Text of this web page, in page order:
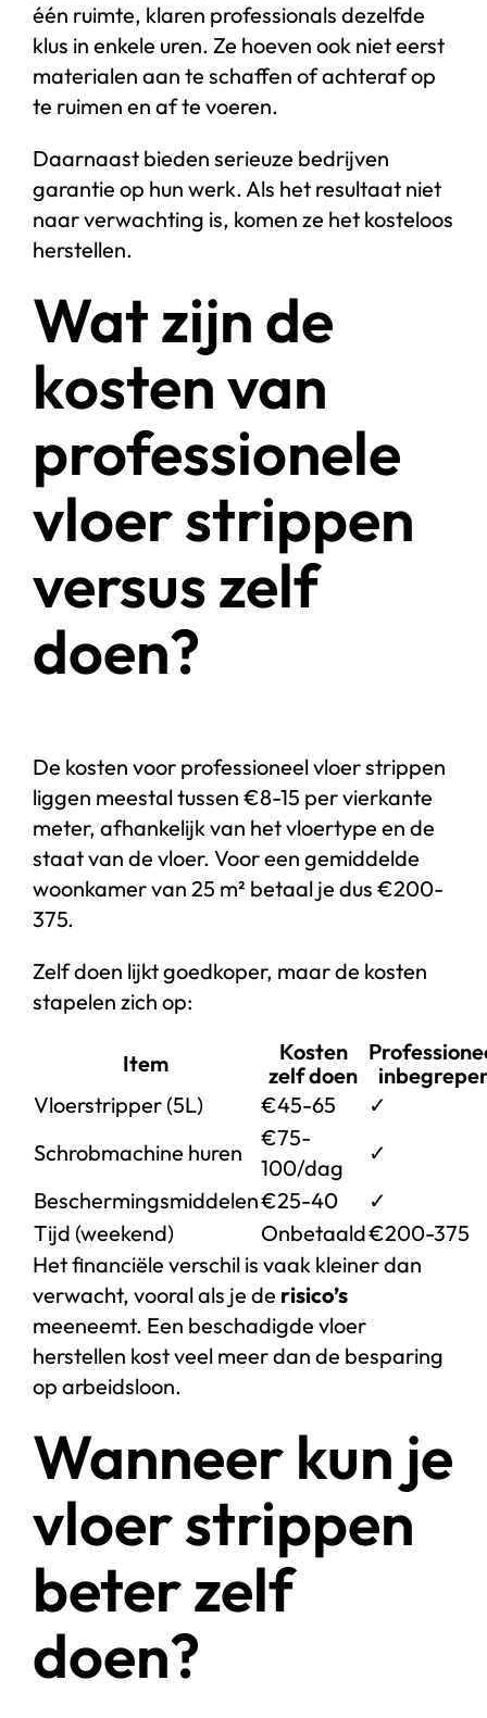
één ruimte, klaren professionals dezelfde
klus in enkele uren. Ze hoeven ook niet eerst
materialen aan te schaffen of achteraf op
te ruimen en af te voeren.
Daarnaast bieden serieuze bedrijven
garantie op hun werk. Als het resultaat niet
naar verwachting is, komen ze het kosteloos
herstellen.
Wat zijn de
kosten van
professionele
vloer strippen
versus zelf
doen?
De kosten voor professioneel vloer strippen
liggen meestal tussen €8-15 per vierkante
meter, afhankelijk van het vloertype en de
staat van de vloer. Voor een gemiddelde
woonkamer van 25 m² betaal je dus €200-
375.
Zelf doen lijkt goedkoper, maar de kosten
stapelen zich op:
Item
Kosten
zelf doen
Vloerstripper (5L)
€45-65
✓
Schrobmachine huren
€75-
100/dag
✓
Beschermingsmiddelen€25-40
✓
Tijd (weekend)
Onbetaald€200-375
Het financiële verschil is vaak kleiner dan
verwacht, vooral als je de risico’s
meeneemt. Een beschadigde vloer
herstellen kost veel meer dan de besparing
op arbeidsloon.
Wanneer kun je
vloer strippen
beter zelf
doen?